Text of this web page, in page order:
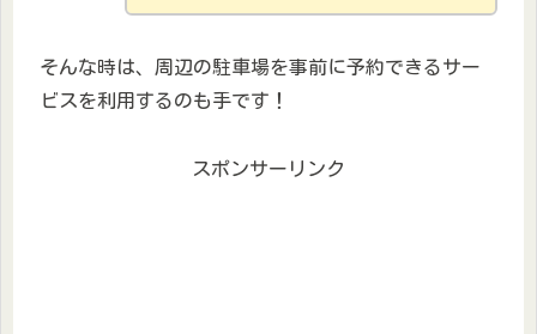
そんな時は、周辺の駐車場を事前に予約できるサー
ビスを利用するのも手です！
スポンサーリンク